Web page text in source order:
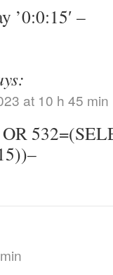
’0:0:15′ –
at 10 h 45 min